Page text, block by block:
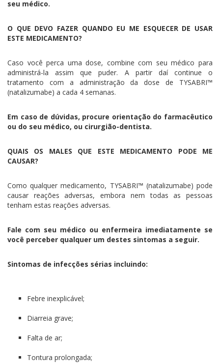
seu médico.
O QUE DEVO FAZER QUANDO EU ME ESQUECER DE USAR
ESTE MEDICAMENTO?
Caso você perca uma dose, combine com seu médico para
administrá-la assim que puder. A partir daí continue o
tratamento com a administração da dose de TYSABRI™
(natalizumabe) a cada 4 semanas.
Em caso de dúvidas, procure orientação do farmacêutico
ou do seu médico, ou cirurgião-dentista.
QUAIS OS MALES QUE ESTE MEDICAMENTO PODE ME
CAUSAR?
Como qualquer medicamento, TYSABRI™ (natalizumabe) pode
causar reações adversas, embora nem todas as pessoas
tenham estas reações adversas.
Fale com seu médico ou enfermeira imediatamente se
você perceber qualquer um destes sintomas a seguir.
Sintomas de infecções sérias incluindo:
Febre inexplicável;
Diarreia grave;
Falta de ar;
Tontura prolongada;